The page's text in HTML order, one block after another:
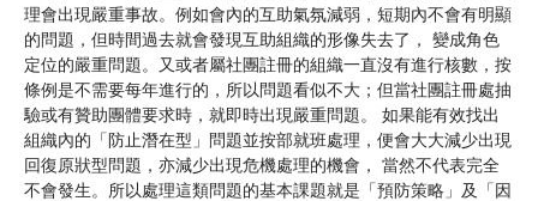
理會出現嚴重事故。例如會內的互助氣氛減弱，短期內不會有明顯
的問題，但時間過去就會發現互助組織的形像失去了， 變成角色
定位的嚴重問題。又或者屬社團註冊的組織一直沒有進行核數，按
條例是不需要每年進行的，所以問題看似不大；但當社團註冊處抽
驗或有贊助團體要求時，就即時出現嚴重問題。 如果能有效找出
組織內的「防止潛在型」問題並按部就班處理，便會大大減少出現
回復原狀型問題，亦減少出現危機處理的機會， 當然不代表完全
不會發生。所以處理這類問題的基本課題就是「預防策略」及「因